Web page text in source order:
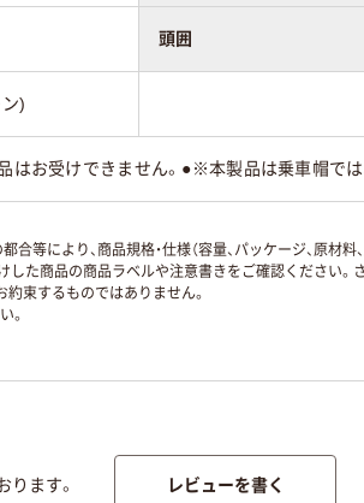
頭囲
)
はお受けできません。●※本製品は乗車帽で
により、商品規格・仕様（容量、パッケージ、原材
た商品の商品ラベルや注意書きをご確認ください。
約束するものではありません。
。
ます。 レビューを書く